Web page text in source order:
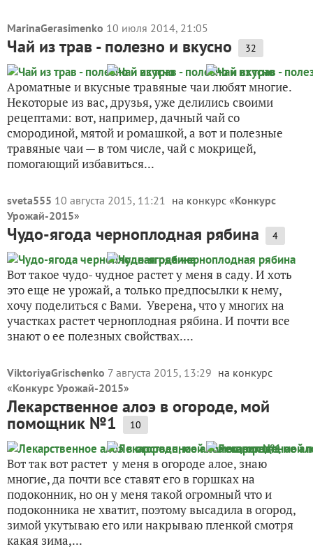
MarinaGerasimenko 10 июля 2014, 21:05
Чай из трав - полезно и вкусно 32
Ароматные и вкусные травяные чаи любят многие.
Некоторые из вас, друзья, уже делились своими
рецептами: вот, например, дачный чай со
смородиной, мятой и ромашкой, а вот и полезные
травяные чаи — в том числе, чай с мокрицей,
помогающий избавиться...
sveta555 10 августа 2015, 11:21 на конкурс «Конкурс
Урожай-2015»
Чудо-ягода черноплодная рябина 4
Вот такое чудо- чудное растет у меня в саду. И хоть
это еще не урожай, а только предпосылки к нему,
хочу поделиться с Вами. Уверена, что у многих на
участках растет черноплодная рябина. И почти все
знают о ее полезных свойствах....
ViktoriyaGrischenko 7 августа 2015, 13:29 на конкурс
«Конкурс Урожай-2015»
Лекарственное алоэ в огороде, мой
помощник №1 10
Вот так вот растет у меня в огороде алое, знаю
многие, да почти все ставят его в горшках на
подоконник, но он у меня такой огромный что и
подоконника не хватит, поэтому высадила в огород,
зимой укутываю его или накрываю пленкой смотря
какая зима,...